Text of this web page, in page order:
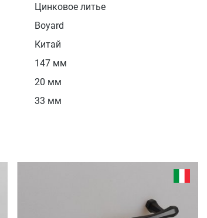
Цинковое литье
Boyard
Китай
147 мм
20 мм
33 мм